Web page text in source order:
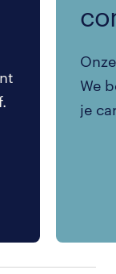
We
je